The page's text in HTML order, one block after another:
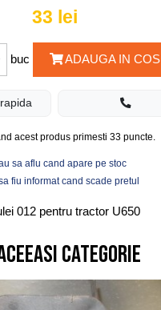
33 lei
buc ADAUGA IN COS
acest produs primesti 33 puncte.
sa aflu cand apare pe stoc
fiu informat cand scade pretul
012 pentru tractor U650
categorie